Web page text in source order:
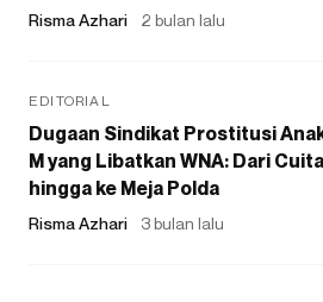
Risma Azhari 2 bulan lalu
EDITORIAL
Dugaan Sindikat Prostitusi
M yang Libatkan WNA: Dari
hingga ke Meja Polda
Risma Azhari 3 bulan lalu